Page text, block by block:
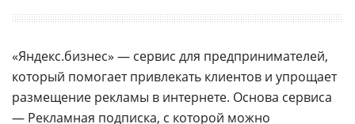
«Яндекс.бизнес» — сервис для предпринимателей,
который помогает привлекать клиентов и упрощает
размещение рекламы в интернете. Основа сервиса
— Рекламная подписка, с которой можно